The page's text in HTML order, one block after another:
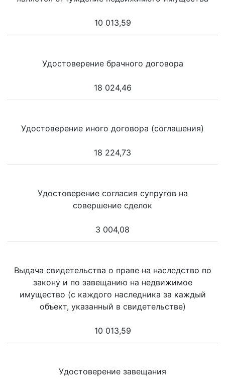
10 013,59
Удостоверение брачного договора
18 024,46
Удостоверение иного договора (соглашения)
18 224,73
Удостоверение согласия супругов на
совершение сделок
3 004,08
Выдача свидетельства о праве на наследство по
закону и по завещанию на недвижимое
имущество (с каждого наследника за каждый
объект, указанный в свидетельстве)
10 013,59
Удостоверение завещания